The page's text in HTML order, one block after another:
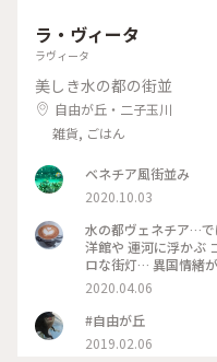
ラ・ヴィータ
ラヴィータ
美しき水の都の街並
自由が丘・二子玉川
雑貨, ごはん
ベネチア風街並み
2020.10.03
水の都ヴェネチア…で
洋館や 運河に浮かぶ
ロな街灯… 異国情緒
ィータ" 夕暮れ時は
が楽しみな スポット
スマホでパシャリ😆
ありましたが、店舗
インテリア雑貨のお
2020.04.06
#自由が丘
2019.02.06